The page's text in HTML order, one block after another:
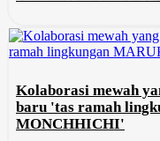
Kolaborasi mewah
baru 'tas ramah
MONCHHICHI'